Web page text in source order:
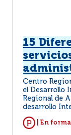
15
Centro
el Desarrollo
Regional de
desarrollo
| En